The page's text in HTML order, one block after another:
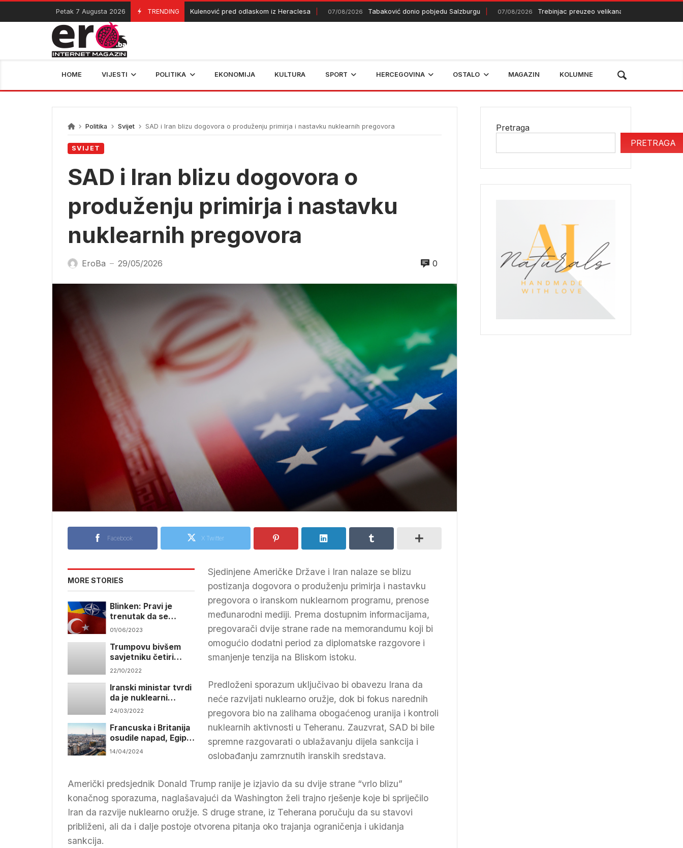
Skip
content
Petak 7 Augusta 2026 TRENDING
07/08/2026 Kulenović pred odlaskom iz Heraclesa 07/08/2026 Tabaković donio pobjedu Salzburgu 07/08/2026 Trebinjac preuzeo velikana iz Gane
HOME VIJESTI POLITIKA EKONOMIJA KULTURA SPORT HERCEGOVINA OSTALO MAGAZIN KOLUMNE
Politika Svijet SAD i Iran blizu dogovora o produženju primirja i nastavku nuklearnih pregovora
SVIJET
SAD i Iran blizu dogovora o
produženju primirja i nastavku
nuklearnih pregovora
EroBa — 29/05/2026 0
Facebook X Twitter
MORE STORIES
Blinken: Pravi je
trenutak da se
Švedska pridruži
dobije nove F-16
01/06/2023
Trumpovu bivšem
savjetniku četiri
mjeseca zatvora
Kongresa
22/10/2022
Iranski ministar tvrdi
da je nuklearni
sporazum bliži nego
24/03/2022
Francuska i Britanija
osudile napad, Egipat
poziva na
14/04/2024
Sjedinjene Američke Države i Iran nalaze se blizu
postizanja dogovora o produženju primirja i nastavku
pregovora o iranskom nuklearnom programu, prenose
međunarodni mediji. Prema dostupnim informacijama,
pregovarači dvije strane rade na memorandumu koji bi
omogućio dodatni period za diplomatske razgovore i
smanjenje tenzija na Bliskom istoku.
Predloženi sporazum uključivao bi obavezu Irana da
neće razvijati nuklearno oružje, dok bi fokus narednih
pregovora bio na zalihama obogaćenog uranija i kontroli
nuklearnih aktivnosti u Teheranu. Zauzvrat, SAD bi bile
spremne razgovarati o ublažavanju dijela sankcija i
oslobađanju zamrznutih iranskih sredstava.
Američki predsjednik Donald Trump ranije je izjavio da su dvije strane “vrlo blizu”
konačnog sporazuma, naglašavajući da Washington želi trajno rješenje koje bi spriječilo
Iran da razvije nuklearno oružje. S druge strane, iz Teherana poručuju da su stavovi
približeni, ali da i dalje postoje otvorena pitanja oko trajanja ograničenja i ukidanja
sankcija.
Pretraga
PRETRAGA